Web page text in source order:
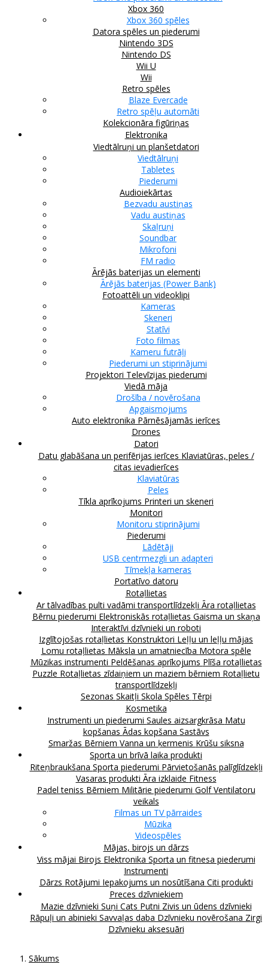
Xbox 360
Xbox 360 spēles
Datora spēles un piederumi
Nintendo 3DS
Nintendo DS
Wii U
Wii
Retro spēles
Blaze Evercade
Retro spēļu automāti
Kolekcionāra figūriņas
Elektronika
Viedtālruņi un planšetdatori
Viedtālruņi
Tabletes
Piederumi
Audioiekārtas
Bezvadu austiņas
Vadu austiņas
Skaļruņi
Soundbar
Mikrofoni
FM radio
Ārējās baterijas un elementi
Ārējās baterijas (Power Bank)
Fotoattēli un videoklipi
Kameras
Skeneri
Statīvi
Foto filmas
Kameru futrāļi
Piederumi un stiprinājumi
Projektori Televīzijas piederumi
Viedā māja
Drošība / novērošana
Apgaismojums
Auto elektronika Pārnēsājamās ierīces
Drones
Datori
Datu glabāšana un perifērijas ierīces Klaviatūras, peles /
citas ievadierīces
Klaviatūras
Peles
Tīkla aprīkojums Printeri un skeneri
Monitori
Monitoru stiprinājumi
Piederumi
Lādētāji
USB centrmezgli un adapteri
Tīmekļa kameras
Portatīvo datoru
Rotaļlietas
Ar tālvadības pulti vadāmi transportlīdzekļi Āra rotaļlietas
Bērnu piederumi Elektroniskās rotaļlietas Gaisma un skaņa
Interaktīvi dzīvnieki un roboti
Izglītojošas rotaļlietas Konstruktori Leļļu un leļļu mājas
Lomu rotaļlietas Māksla un amatniecība Motora spēle
Mūzikas instrumenti Peldēšanas aprīkojums Plīša rotaļlietas
Puzzle Rotaļlietas zīdaiņiem un maziem bērniem Rotaļlietu
transportlīdzekļi
Sezonas Skaitļi Skola Spēles Tērpi
Kosmetika
Instrumenti un piederumi Saules aizsargkrāsa Matu
kopšanas Ādas kopšana Sastāvs
Smaržas Bērniem Vanna un ķermenis Krūšu siksna
Sporta un brīvā laika produkti
Riteņbraukšana Sporta piederumi Pārvietošanās palīglīdzekļi
Vasaras produkti Āra izklaide Fitness
Padel teniss Bērniem Militārie piederumi GolfVentilatoru
veikals
Filmas un TV pārraides
Mūzika
Videospēles
Mājas, birojs un dārzs
Viss mājai Birojs Elektronika Sporta un fitnesa piederumi
Instrumenti
Dārzs Rotājumi Iepakojums un nosūtīšana Citi produkti
Preces dzīvniekiem
Mazie dzīvnieki Suņi Cats Putni Zivis un ūdens dzīvnieki
Rāpuļi un abinieki Savvaļas daba Dzīvnieku novērošana Zirgi
Dzīvnieku aksesuāri
Sākums